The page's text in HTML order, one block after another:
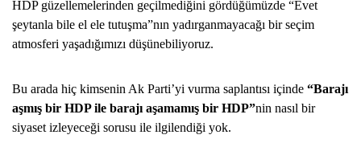
HDP güzellemelerinden geçilmediğini gördüğümüzde “Evet
şeytanla bile el ele tutuşma”nın yadırganmayacağı bir seçim
atmosferi yaşadığımızı düşünebiliyoruz.
Bu arada hiç kimsenin Ak Parti’yi vurma saplantısı içinde “Barajı
aşmış bir HDP ile barajı aşamamış bir HDP”nin nasıl bir
siyaset izleyeceği sorusu ile ilgilendiği yok.